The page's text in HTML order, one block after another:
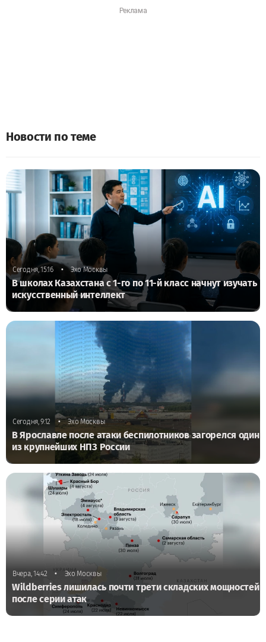
Новости по теме
Сегодня, 15:16 • Эхо Москвы
В школах Казахстана с 1-го по 11-й класс начнут изучать
искусственный интеллект
Сегодня, 9:12 • Эхо Москвы
В Ярославле после атаки беспилотников загорелся один
из крупнейших НПЗ России
Вчера, 14:42 • Эхо Москвы
Wildberries лишилась почти трети складских мощностей
после серии атак